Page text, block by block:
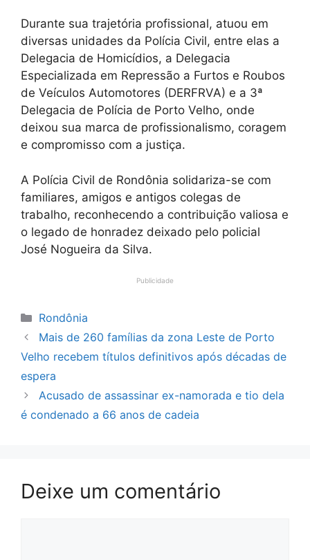
Durante sua trajetória profissional, atuou em
diversas unidades da Polícia Civil, entre elas a
Delegacia de Homicídios, a Delegacia
Especializada em Repressão a Furtos e Roubos
de Veículos Automotores (DERFRVA) e a 3ª
Delegacia de Polícia de Porto Velho, onde
deixou sua marca de profissionalismo, coragem
e compromisso com a justiça.
A Polícia Civil de Rondônia solidariza-se com
familiares, amigos e antigos colegas de
trabalho, reconhecendo a contribuição valiosa e
o legado de honradez deixado pelo policial
José Nogueira da Silva.
Publicidade
Categorias
Rondônia
Mais de 260 famílias da zona Leste de Porto
Velho recebem títulos definitivos após décadas de
espera
Acusado de assassinar ex-namorada e tio dela
é condenado a 66 anos de cadeia
Deixe um comentário